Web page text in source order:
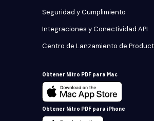
Seguridad y Cumplimiento
Integraciones y Conectividad API
Centro de Lanzamiento de
Obtener Nitro PDF para Mac
Obtener Nitro PDF para iPhone